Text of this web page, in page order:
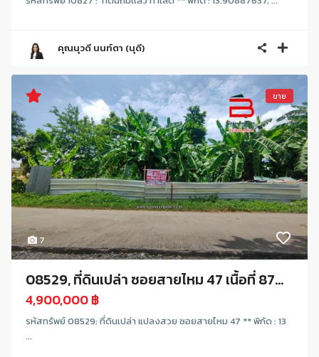
คุณนุวดี นนท์ตา (นุดี)
7
ขาย
08529, ที่ดินเปล่า ซอยสายไหม 47 เนื้อที่ 87...
4,900,000 ฿
รหัสทรัพย์ 08529: ที่ดินเปล่า แปลงสวย ซอยสายไหม 47 ** พิกัด : 13
...